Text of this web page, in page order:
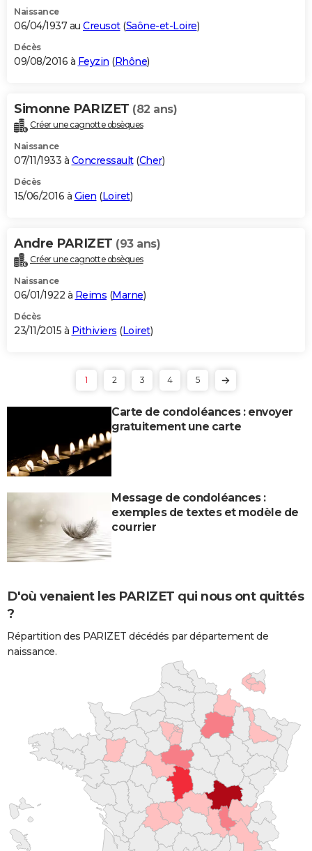
Naissance
06/04/1937 au Creusot(Saône-et-Loire)
Décès
09/08/2016 à Feyzin (Rhône)
Simonne PARIZET (82 ans)
Créer une cagnotte obsèques
Naissance
07/11/1933 à Concressault(Cher)
Décès
15/06/2016 à Gien (Loiret)
Andre PARIZET (93 ans)
Créer une cagnotte obsèques
Naissance
06/01/1922 à Reims (Marne)
Décès
23/11/2015 à Pithiviers (Loiret)
1 2 3 4 5
Carte de condoléances : envoyer
gratuitement une carte
Message de condoléances :
exemples de textes et modèle de
courrier
D'où venaient les PARIZET qui nous ont quittés
?
Répartition des PARIZET décédés par département de
naissance.